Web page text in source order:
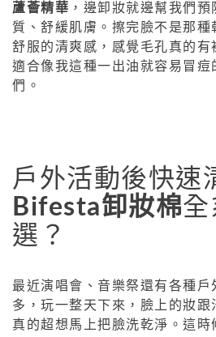
蘆薈精華 ，邊卸妝就邊幫我們預
質、舒緩肌膚。擦完臉不是那種
舒服的清爽感，感覺毛孔真的有
適合像我這種一出油就容易冒痘
們。
戶外活動後快速
Bifesta卸妝棉全
選？
最近演唱會、音樂祭還有各種戶
多，玩一整天下來，臉上的妝跟
真的超想馬上把臉洗乾淨。這時